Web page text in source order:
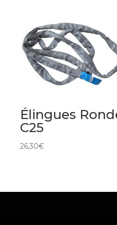
Élingues
C25
26,30€